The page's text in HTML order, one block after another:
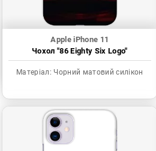
Apple iPhone 11
Чохол "86 Eighty Six Logo"
Матеріал: Чорний матовий силікон